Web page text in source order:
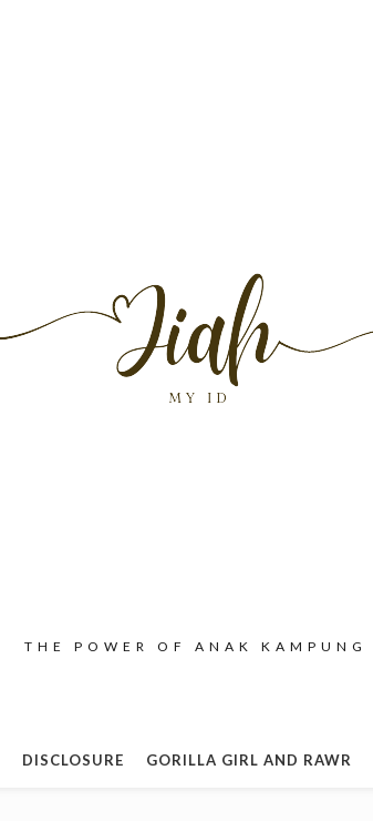
THE POWER OF ANAK KAMPUNG
DISCLOSURE GORILLA GIRL AND RAWR